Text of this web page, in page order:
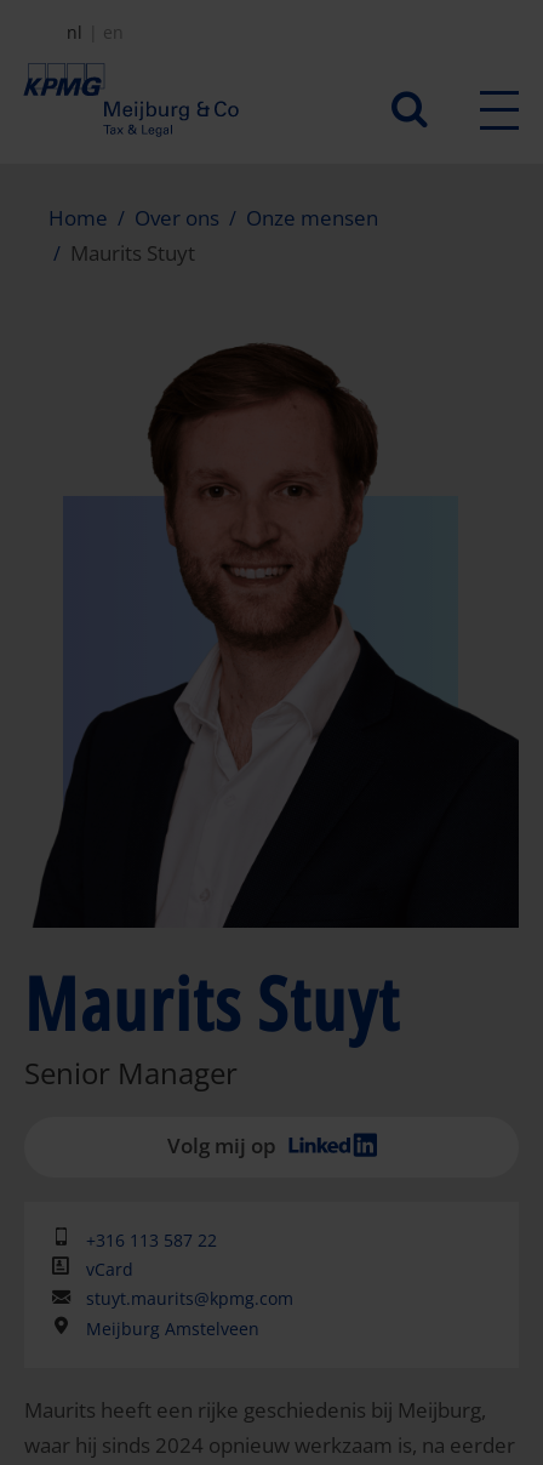
naar
Secundair
nl en
Home Over ons
Onze mensen
Maurits Stuyt
Maurits Stuyt
Senior Manager
Volg mij op
+316 113 587 22
vCard
stuyt.maurits@kpmg.com
Meijburg Amstelveen
Maurits heeft een rijke geschiedenis bij Meijburg,
waar hij sinds 2024 opnieuw werkzaam is, na eerder